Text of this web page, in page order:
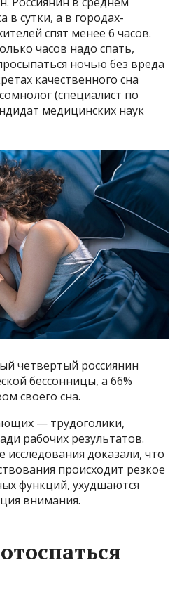
в сутки, а в городах-
спят менее 6 часов.
часов надо спать,
ночью без вреда
качественного сна
(специалист по
медицинских наук
четвертый россиянин
бессонницы, а 66%
своего сна.
— трудоголики,
рабочих результатов.
доказали, что
происходит резкое
функций, ухудшаются
внимания.